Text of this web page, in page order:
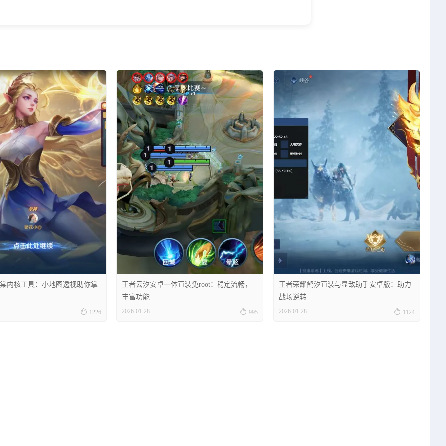
内核工具：小地图透视助你掌
 1226
王者云汐安卓一体直装免root：稳定流畅，
丰富功能
2026-01-28  995
王者荣耀鹤汐直装与显敌助手安卓版：助力
战场逆转
2026-01-28  1124